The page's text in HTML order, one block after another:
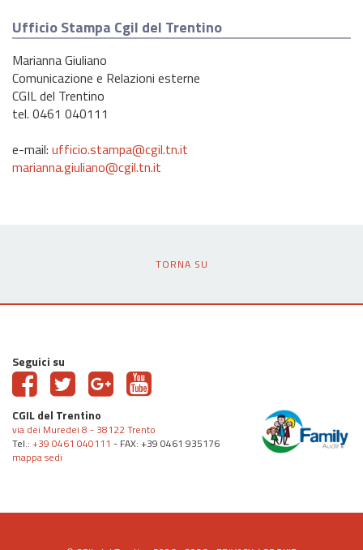
Ufficio Stampa Cgil del Trentino
Marianna Giuliano
Comunicazione e Relazioni esterne
CGIL del Trentino
tel. 0461 040111
e-mail: ufficio.stampa@cgil.tn.it
marianna.giuliano@cgil.tn.it
TORNA SU
Seguici su
CGIL del Trentino
via dei Muredei 8 - 38122 Trento
Tel.: +39 0461 040111 - FAX: +39 0461 935176
mappa sedi